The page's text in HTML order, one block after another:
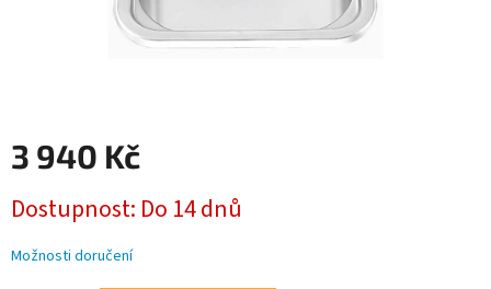
3 940 Kč
cena:
Dostupnost: Do 14 dnů
Možnosti doručení